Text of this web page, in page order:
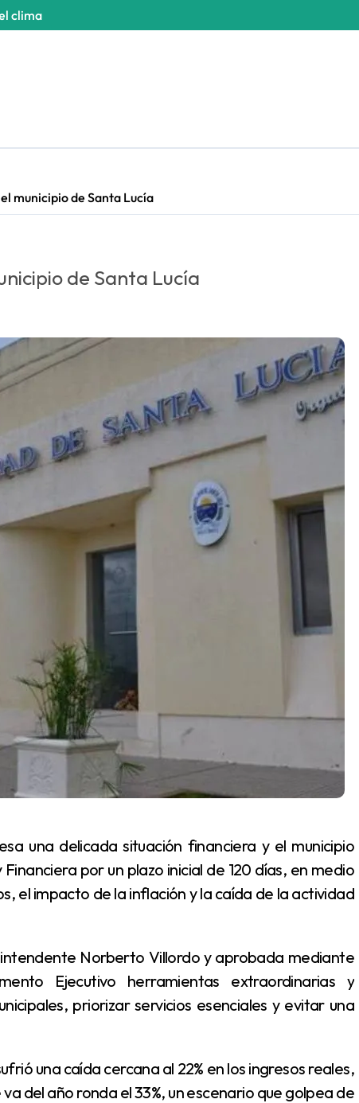
clima
municipio de Santa Lucía
de Santa Lucía
por un plazo inicial de 120 días, en medio
el impacto de la inflación y la caída de la actividad
Ejecutivo herramientas extraordinarias y
priorizar servicios esenciales y evitar una
del año ronda el 33%, un escenario que golpea de